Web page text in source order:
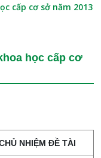
cấp cơ sở năm 2013
học cấp cơ
NHIỆM ĐỀ TÀI